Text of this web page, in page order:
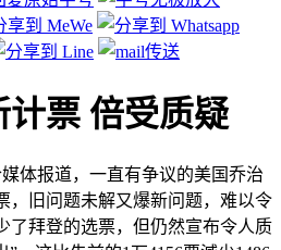
票 倍受质疑
媒体报道，一直有争议的美国乔治
，旧问题未解又爆新问题，难以令
了拜登的选票，但仍然宣布令人质